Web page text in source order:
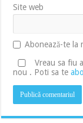
Site web
Abonează-te la
Vreau sa fiu
nou . Poti sa te